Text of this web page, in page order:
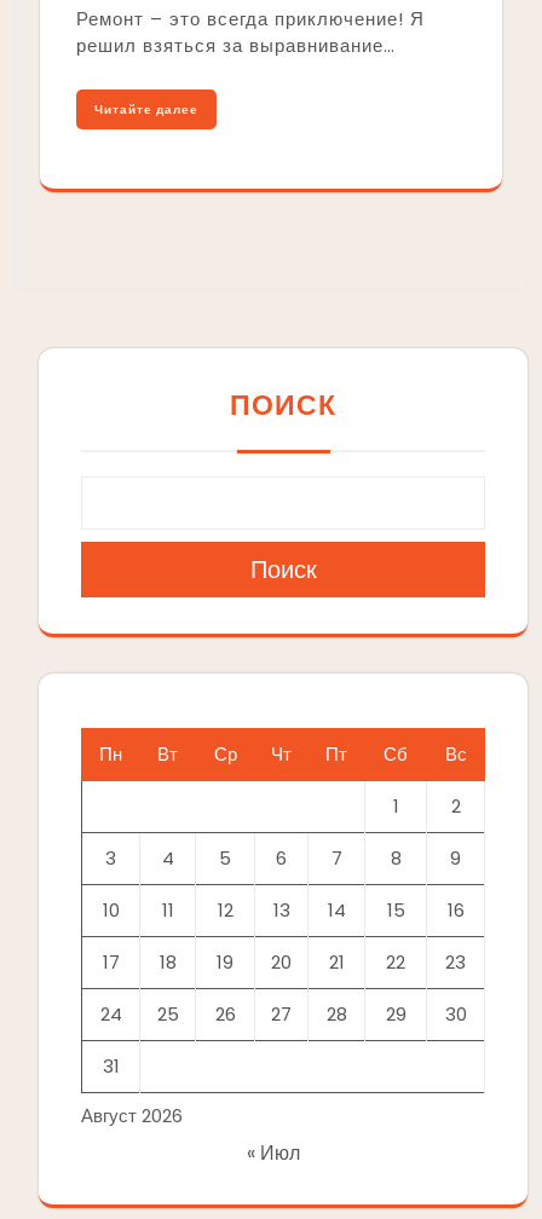
Ремонт – это всегда приключение! Я
решил взяться за выравнивание…
Читайте далее
ПОИСК
Поиск
Август 2026
Пн Вт Ср Чт Пт Сб Вс
1 2
3 4 5 6 7 8 9
10 11 12 13 14 15 16
17 18 19 20 21 22 23
24 25 26 27 28 29 30
31
« Июл